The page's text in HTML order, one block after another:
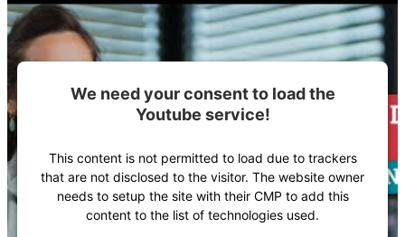
We need your consent to load the
Youtube service!
This content is not permitted to load due to trackers
that are not disclosed to the visitor. The website owner
needs to setup the site with their CMP to add this
content to the list of technologies used.